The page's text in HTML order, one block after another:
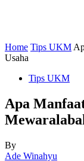
Home Tips UKM
Usaha
Tips UKM
Apa
By
Ade Winahyu